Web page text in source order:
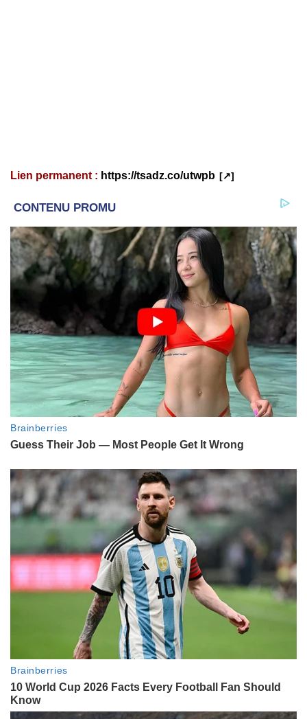
Lien permanent : https://tsadz.co/utwpb